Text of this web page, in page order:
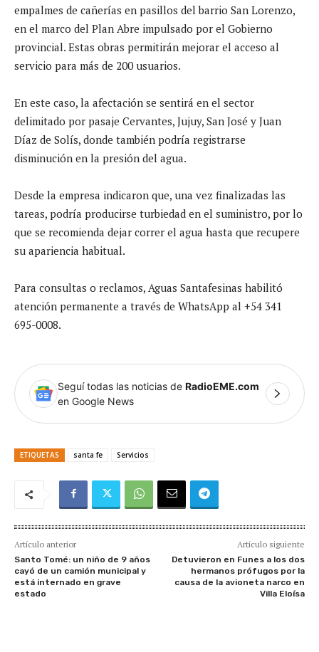
empalmes de cañerías en pasillos del barrio San Lorenzo,
en el marco del Plan Abre impulsado por el Gobierno
provincial. Estas obras permitirán mejorar el acceso al
servicio para más de 200 usuarios.
En este caso, la afectación se sentirá en el sector
delimitado por pasaje Cervantes, Jujuy, San José y Juan
Díaz de Solís, donde también podría registrarse
disminución en la presión del agua.
Desde la empresa indicaron que, una vez finalizadas las
tareas, podría producirse turbiedad en el suministro, por lo
que se recomienda dejar correr el agua hasta que recupere
su apariencia habitual.
Para consultas o reclamos, Aguas Santafesinas habilitó
atención permanente a través de WhatsApp al +54 341
695-0008.
Seguí todas las noticias de RadioEME.com
en Google News
ETIQUETAS santa fe Servicios
Artículo anterior
Santo Tomé: un niño de 9 años
cayó de un camión municipal y
está internado en grave
estado
Artículo siguiente
Detuvieron en Funes a los dos
hermanos prófugos por la
causa de la avioneta narco en
Villa Eloísa